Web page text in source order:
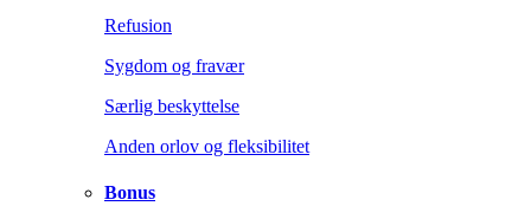
Refusion
Sygdom og fravær
Særlig beskyttelse
Anden orlov og fleksibilitet
Bonus